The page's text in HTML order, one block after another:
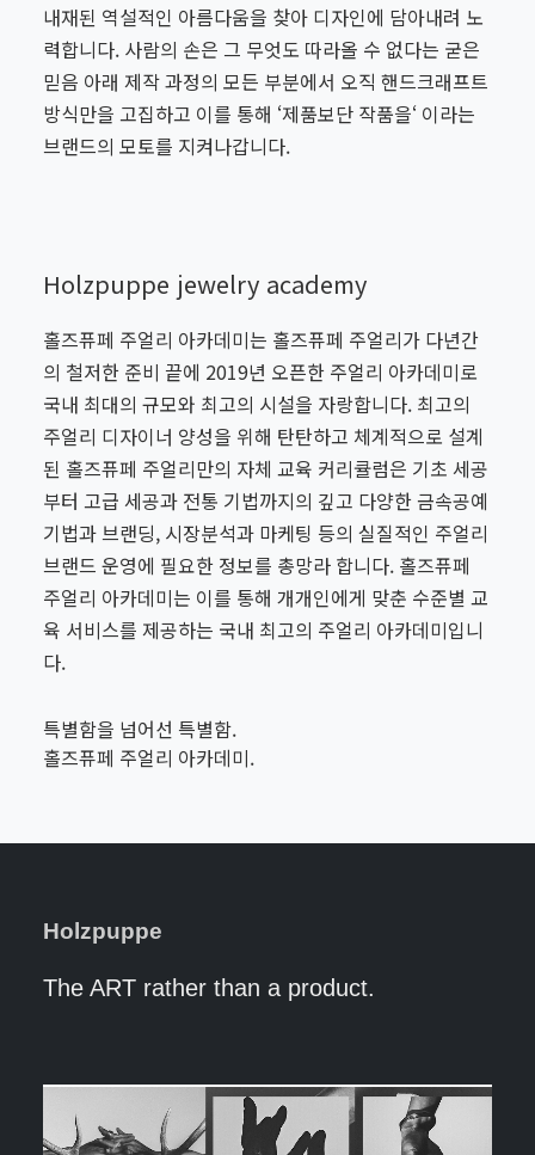
내재된 역설적인 아름다움을 찾아 디자인에 담아내려 노
력합니다. 사람의 손은 그 무엇도 따라올 수 없다는 굳은
믿음 아래 제작 과정의 모든 부분에서 오직 핸드크래프트
방식만을 고집하고 이를 통해 ‘제품보단 작품을‘ 이라는
브랜드의 모토를 지켜나갑니다.
Holzpuppe jewelry academy
홀즈퓨페 주얼리 아카데미는 홀즈퓨페 주얼리가 다년간
의 철저한 준비 끝에 2019년 오픈한 주얼리 아카데미로
국내 최대의 규모와 최고의 시설을 자랑합니다. 최고의
주얼리 디자이너 양성을 위해 탄탄하고 체계적으로 설계
된 홀즈퓨페 주얼리만의 자체 교육 커리큘럼은 기초 세공
부터 고급 세공과 전통 기법까지의 깊고 다양한 금속공예
기법과 브랜딩, 시장분석과 마케팅 등의 실질적인 주얼리
브랜드 운영에 필요한 정보를 총망라 합니다. 홀즈퓨페
주얼리 아카데미는 이를 통해 개개인에게 맞춘 수준별 교
육 서비스를 제공하는 국내 최고의 주얼리 아카데미입니
다.
특별함을 넘어선 특별함.
홀즈퓨페 주얼리 아카데미.
Holzpuppe
The ART rather than a product.